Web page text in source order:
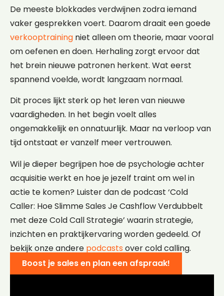
De meeste blokkades verdwijnen zodra iemand
vaker gesprekken voert. Daarom draait een goede
verkooptraining niet alleen om theorie, maar vooral
om oefenen en doen. Herhaling zorgt ervoor dat
het brein nieuwe patronen herkent. Wat eerst
spannend voelde, wordt langzaam normaal.
Dit proces lijkt sterk op het leren van nieuwe
vaardigheden. In het begin voelt alles
ongemakkelijk en onnatuurlijk. Maar na verloop van
tijd ontstaat er vanzelf meer vertrouwen.
Wil je dieper begrijpen hoe de psychologie achter
acquisitie werkt en hoe je jezelf traint om wel in
actie te komen? Luister dan de podcast ‘Cold
Caller: Hoe Slimme Sales Je Cashflow Verdubbelt
met deze Cold Call Strategie’ waarin strategie,
inzichten en praktijkervaring worden gedeeld. Of
bekijk onze andere podcasts over cold calling.
Boost je sales en plan een afspraak!